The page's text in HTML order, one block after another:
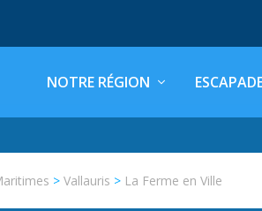
NOTRE RÉGION
>Vallauris > La Ferme en Ville